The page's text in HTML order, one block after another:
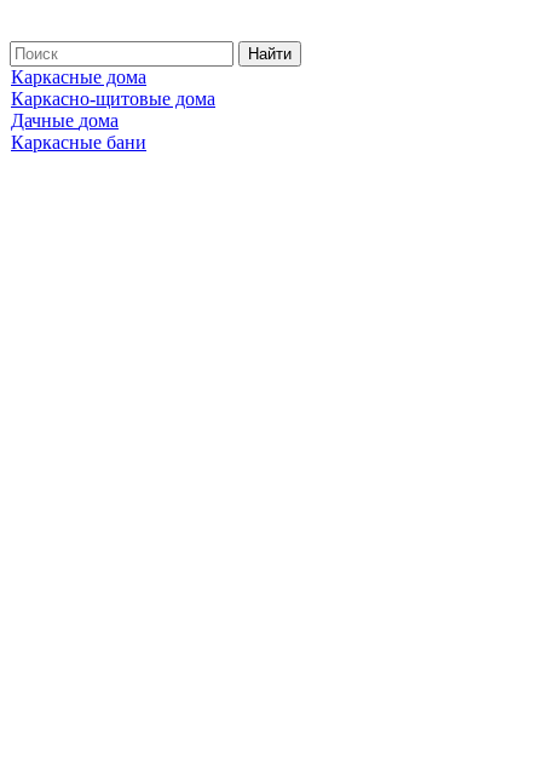
Каркасные
Каркасно-щитовые
Дачные
Каркасные бани